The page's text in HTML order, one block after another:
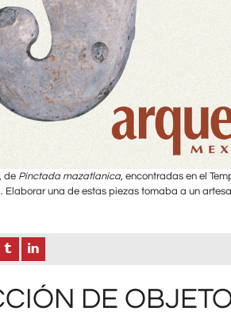
de Pinctada mazatlanica, encontradas en el
Elaborar una de estas piezas tomaba a un
DE